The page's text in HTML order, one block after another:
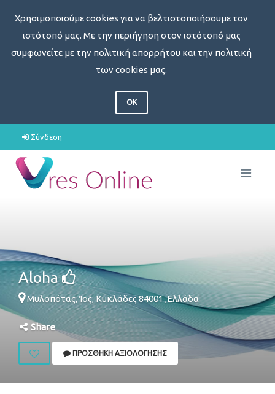
Χρησιμοποιούμε cookies για να βελτιστοποιήσουμε τον
ιστότοπό μας. Με την περιήγηση στον ιστότοπό μας
συμφωνείτε με την πολιτική απορρήτου και την πολιτική
των cookies μας.
OK
Σύνδεση
Aloha
Μυλοπότας,Ίος,Κυκλάδες84001,Ελλάδα
Share
ΠΡΟΣΘΉΚΗ ΑΞΙΟΛΌΓΗΣΗΣ